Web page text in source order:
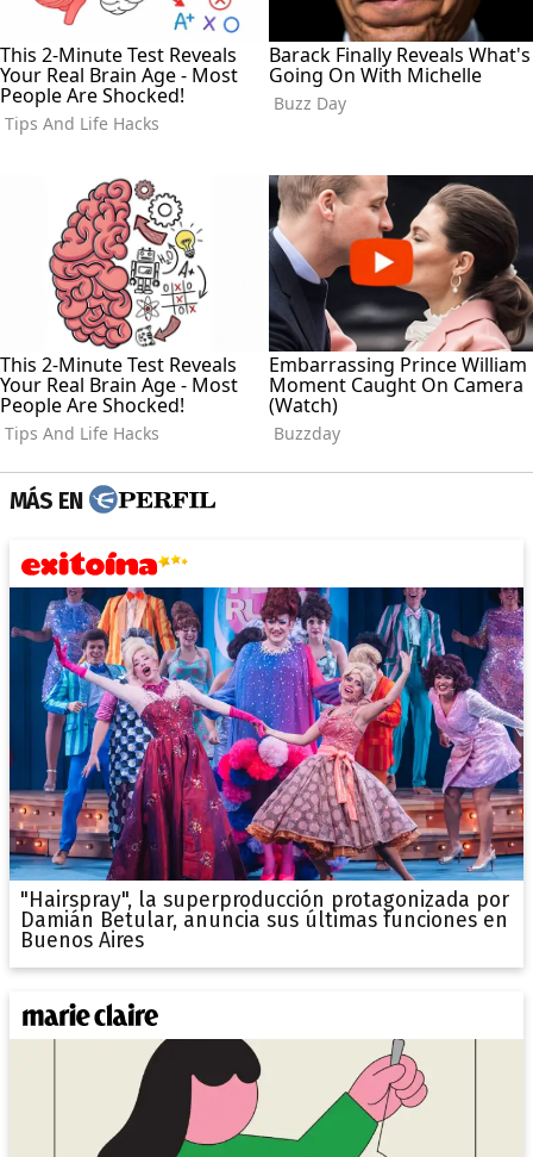
MÁS EN
"Hairspray", la superproducción protagonizada por
Damián Betular, anuncia sus últimas funciones en
Buenos Aires